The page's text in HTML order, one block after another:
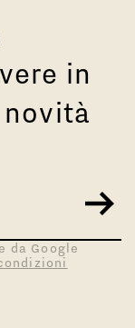
in
da Google